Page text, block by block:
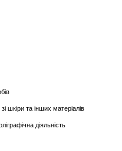
шкіри та інших матеріалів
діяльність